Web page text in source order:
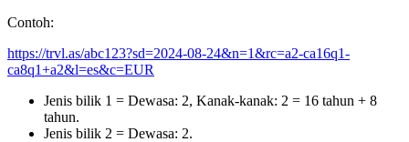
Contoh:
https://trvl.as/abc123?sd=2024-08-24&n=1&rc=a2-ca16q1-
ca8q1+a2&l=es&c=EUR
Jenis bilik 1 = Dewasa: 2, Kanak-kanak: 2 = 16 tahun + 8
tahun.
Jenis bilik 2 = Dewasa: 2.